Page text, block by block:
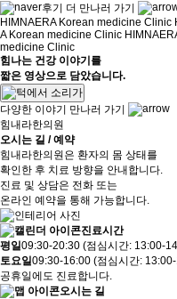
후기 더 만나러 가기
HIMNAERA Korean medicine
A Korean medicine Clinic
medicine Clinic
힘나는 건강 이야기를
짧은 영상으로 담았습니다.
다양한 이야기 만나러 가기
힘내라한의원
오시는 길 / 예약
힘내라한의원은 환자의 몸 상태를
확인한 후 치료 방향을 안내합니다.
진료 및 상담은 전화 또는
온라인 예약을 통해 가능합니다.
진료시간
평일09:30-20:30 (점심시간: 13:00-
토요일09:30-16:00 (점심시간:
공휴일에도 진료합니다.
오시는 길